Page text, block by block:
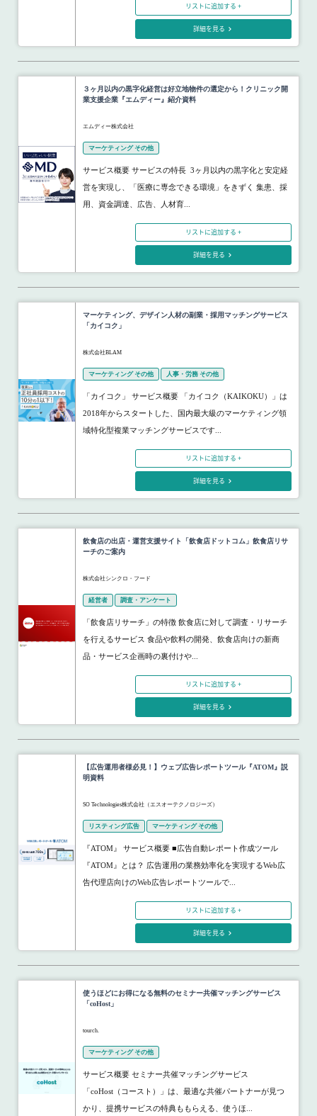
リストに追加する +
詳細を見る
３ヶ月以内の黒字化経営は好立地物件の選定から！クリニック開
業支援企業『エムディー』紹介資料
エムディー株式会社
マーケティング その他
サービス概要 サービスの特長 3ヶ月以内の黒字化と安定経
営を実現し、「医療に専念できる環境」をきずく 集患、採
用、資金調達、広告、人材育...
リストに追加する +
詳細を見る
マーケティング、デザイン人材の副業・採用マッチングサービス
「カイコク」
株式会社BLAM
マーケティング その他 人事・労務 その他
「カイコク」 サービス概要 「カイコク（KAIKOKU）」は
2018年からスタートした、国内最大級のマーケティング領
域特化型複業マッチングサービスです...
リストに追加する +
詳細を見る
飲食店の出店・運営支援サイト「飲食店ドットコム」飲食店リサ
ーチのご案内
株式会社シンクロ・フード
経営者 調査・アンケート
「飲食店リサーチ」の特徴 飲食店に対して調査・リサーチ
を行えるサービス 食品や飲料の開発、飲食店向けの新商
品・サービス企画時の裏付けや...
リストに追加する +
詳細を見る
【広告運用者様必見！】ウェブ広告レポートツール『ATOM』説
明資料
SO Technologies株式会社（エスオーテクノロジーズ）
リスティング広告 マーケティング その他
『ATOM』 サービス概要 ■広告自動レポート作成ツール
『ATOM』とは？ 広告運用の業務効率化を実現するWeb広
告代理店向けのWeb広告レポートツールで...
リストに追加する +
詳細を見る
使うほどにお得になる無料のセミナー共催マッチングサービス
「coHost」
tourch.
マーケティング その他
サービス概要 セミナー共催マッチングサービス
「coHost（コースト）」は、最適な共催パートナーが見つ
かり、提携サービスの特典ももらえる、使うほ...